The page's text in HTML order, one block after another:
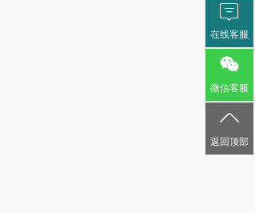

在线客服

微信客服

返回顶部